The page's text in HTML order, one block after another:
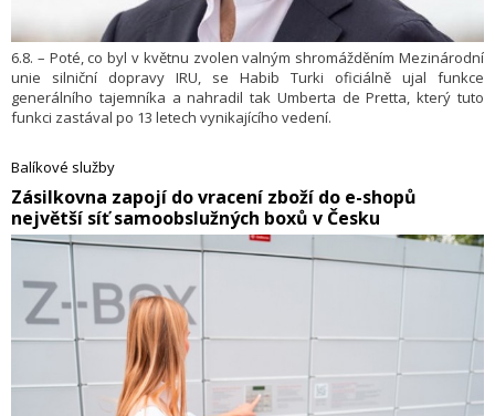
6.8. – Poté, co byl v květnu zvolen valným shromážděním Mezinárodní
unie silniční dopravy IRU, se Habib Turki oficiálně ujal funkce
generálního tajemníka a nahradil tak Umberta de Pretta, který tuto
funkci zastával po 13 letech vynikajícího vedení.
Balíkové služby
​Zásilkovna zapojí do vracení zboží do e-shopů
největší síť samoobslužných boxů v Česku